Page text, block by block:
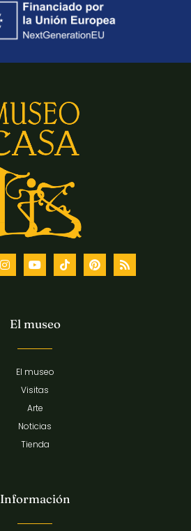
El museo
El museo
Visitas
Arte
Noticias
Tienda
Información